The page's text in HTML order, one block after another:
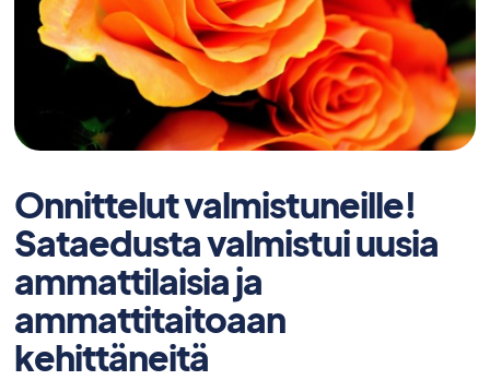
Onnittelut valmistuneille!
Sataedusta valmistui uusia
ammattilaisia ja
ammattitaitoaan
kehittäneitä